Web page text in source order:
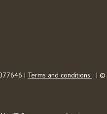
| Terms and conditions | ©